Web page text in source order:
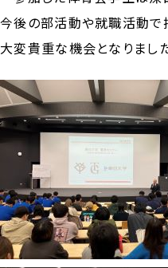
今後の部活動や就職活動で
大変貴重な機会となりました